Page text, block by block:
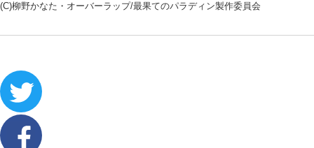
(C)柳野かなた・オーバーラップ/最果てのパラディン製作委員会